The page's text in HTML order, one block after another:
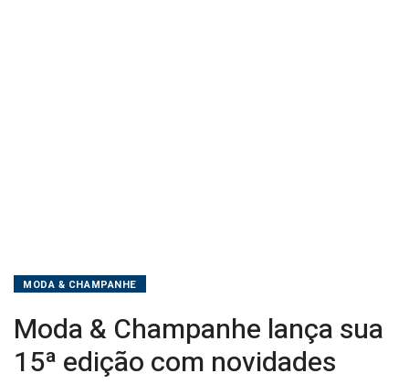
MODA & CHAMPANHE
Moda & Champanhe lança sua
15ª edição com novidades